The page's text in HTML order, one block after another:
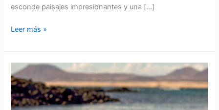
esconde paisajes impresionantes y una […]
¿Por
La
Palma
es
la
isla
Leer más »